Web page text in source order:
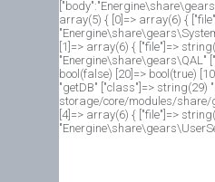
array(5) { [0]=> array(6) {
[1]=> array(6) { ["file"]=>
"Energine\share\gears\QAL"
bool(false) [20]=> bool(true)
"getDB" ["class"]=>
storage/core/modules/share/
[4]=> array(6) { ["file"]=>